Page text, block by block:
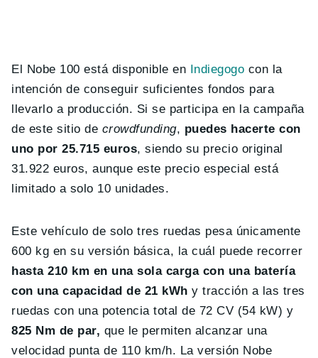
El Nobe 100 está disponible en Indiegogo con la
intención de conseguir suficientes fondos para
llevarlo a producción. Si se participa en la campaña
de este sitio de crowdfunding, puedes hacerte con
uno por 25.715 euros, siendo su precio original
31.922 euros, aunque este precio especial está
limitado a solo 10 unidades.
Este vehículo de solo tres ruedas pesa únicamente
600 kg en su versión básica, la cuál puede recorrer
hasta 210 km en una sola carga con una batería
con una capacidad de 21 kWh y tracción a las tres
ruedas con una potencia total de 72 CV (54 kW) y
825 Nm de par, que le permiten alcanzar una
velocidad punta de 110 km/h. La versión Nobe